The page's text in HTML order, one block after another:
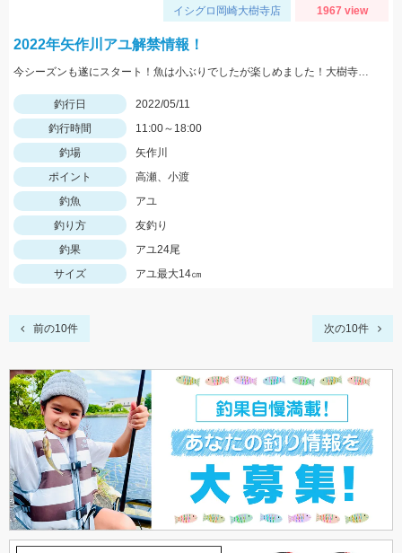
イシグロ岡崎大樹寺店 1967 view
2022年矢作川アユ解禁情報！
今シーズンも遂にスタート！魚は小ぶりでしたが楽しめました！大樹寺店岩崎釣行
釣行日
2022/05/11
釣行時間
11:00～18:00
釣場
矢作川
ポイント
高瀬、小渡
釣魚
アユ
釣り方
友釣り
釣果
アユ24尾
サイズ
アユ最大14㎝
前の10件 次の10件